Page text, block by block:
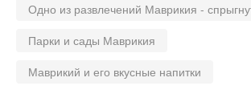
Одно из развлечений Маврикия -
Парки и сады Маврикия
Маврикий и его вкусные напитки